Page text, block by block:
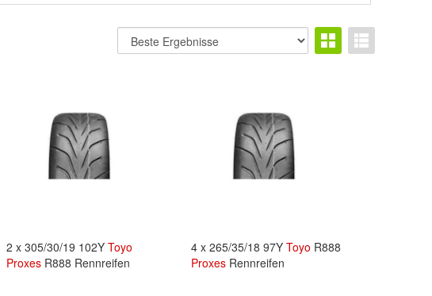
2 x 305/30/19 102Y Toyo
Proxes R888 Rennreifen
4 x 265/35/18 97Y Toyo R888
Proxes Rennreifen